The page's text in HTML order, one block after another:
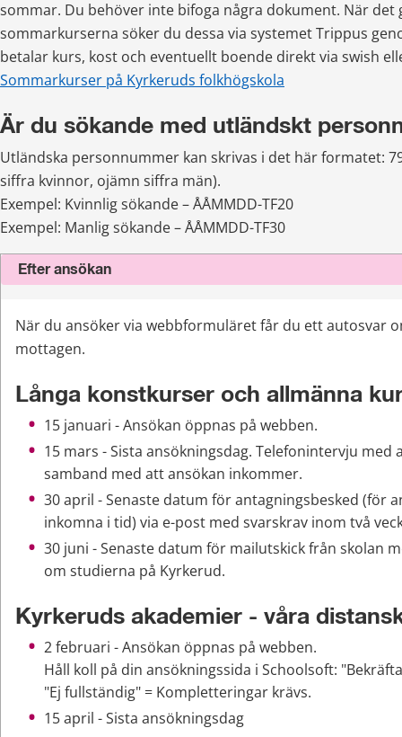
sommar. Du behöver inte bifoga några dokument. När det
sommarkurserna söker du dessa via systemet Trippus
betalar kurs, kost och eventuellt boende direkt via swish
Sommarkurser på Kyrkeruds folkhögskola
Är du sökande med utländskt
Utländska personnummer kan skrivas i det här formatet:
siffra kvinnor, ojämn siffra män).
Exempel: Kvinnlig sökande – ÅÅMMDD-TF20
Exempel: Manlig sökande – ÅÅMMDD-TF30
Efter ansökan
När du ansöker via webbformuläret får du ett autosvar
mottagen.
Långa konstkurser och allmänna
15 januari - Ansökan öppnas på webben.
15 mars - Sista ansökningsdag. Telefonintervju med
samband med att ansökan inkommer.
30 april - Senaste datum för antagningsbesked (för
inkomna i tid) via e-post med svarskrav inom två
30 juni - Senaste datum för mailutskick från skolan
om studierna på Kyrkerud.
Kyrkeruds akademier - våra
2 februari - Ansökan öppnas på webben.
Håll koll på din ansökningssida i Schoolsoft:
"Ej fullständig" = Kompletteringar krävs.
15 april - Sista ansökningsdag